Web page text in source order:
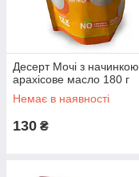
Десерт Мочі з начинкою
арахісове масло 180 г
Немає в наявності
130 ₴